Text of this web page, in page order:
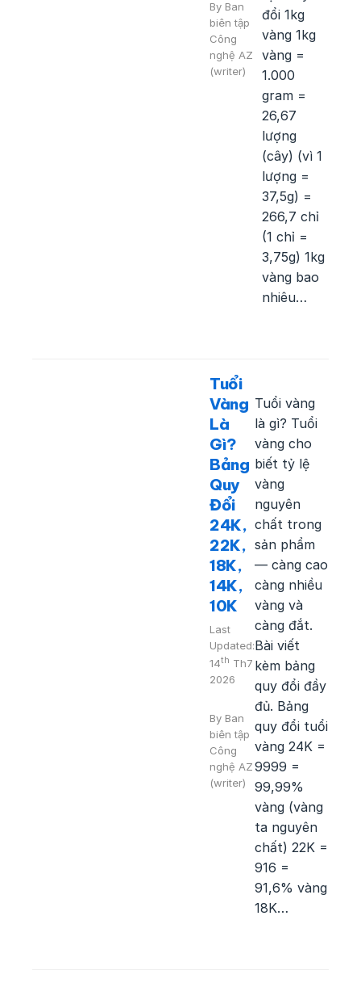
By Ban
biên tập
Công
nghệ AZ
(writer)
đổi 1kg
vàng 1kg
vàng =
1.000
gram =
26,67
lượng
(cây) (vì 1
lượng =
37,5g) =
266,7 chỉ
(1 chỉ =
3,75g) 1kg
vàng bao
nhiêu…
Tuổi
Vàng
Là
Gì?
Bảng
Quy
Đổi
24K,
22K,
18K,
14K,
10K
Last
Updated:
14th Th7
2026
By Ban
biên tập
Công
nghệ AZ
(writer)
Tuổi vàng
là gì? Tuổi
vàng cho
biết tỷ lệ
vàng
nguyên
chất trong
sản phẩm
— càng cao
càng nhiều
vàng và
càng đắt.
Bài viết
kèm bảng
quy đổi đầy
đủ. Bảng
quy đổi tuổi
vàng 24K =
9999 =
99,99%
vàng (vàng
ta nguyên
chất) 22K =
916 =
91,6% vàng
18K…